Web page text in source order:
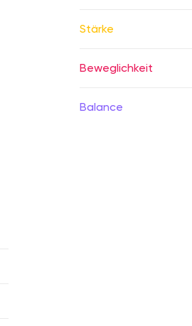
Stärke
Beweglichkeit
Balance